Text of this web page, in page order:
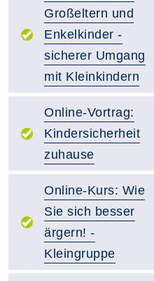
Großeltern und
Enkelkinder -
sicherer Umgang
mit Kleinkindern
Online-Vortrag:
Kindersicherheit
zuhause
Online-Kurs: Wie
Sie sich besser
ärgern! -
Kleingruppe